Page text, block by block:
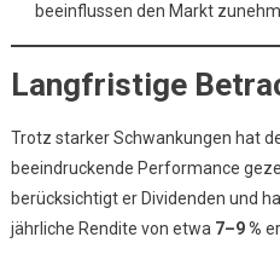
beeinflussen den Markt
Langfristige
Trotz starker Schwankungen hat
beeindruckende Performance
berücksichtigt er Dividenden und
jährliche Rendite von etwa 7–9 %